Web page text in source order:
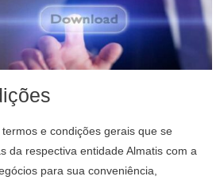
e condições gerais que se
da respectiva entidade Almatis com a
para sua conveniência,